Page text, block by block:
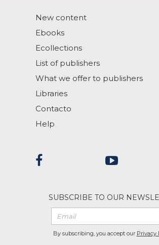
New content
Ebooks
Ecollections
List of publishers
What we offer to publishers
Libraries
Contacto
Help
SUBSCRIBE TO OUR
By subscribing, you accept our Privacy